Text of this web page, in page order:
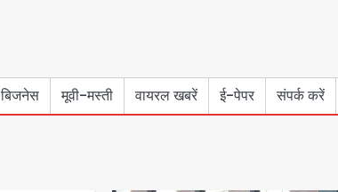
बिजनेस मूवी-मस्ती वायरल खबरें ई-पेपर संपर्क करें